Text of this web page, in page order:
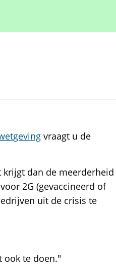
vraagt u de
krijgt dan de meerderheid
2G (gevaccineerd of
uit de crisis te
ook te doen."